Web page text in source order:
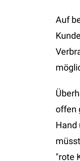
Auf
offen
Hand
"rote